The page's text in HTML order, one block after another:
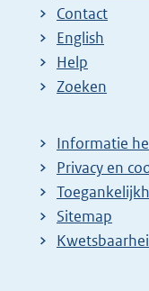
Contact
English
Help
Zoeken
Informatie
Privacy en
Sitemap
E